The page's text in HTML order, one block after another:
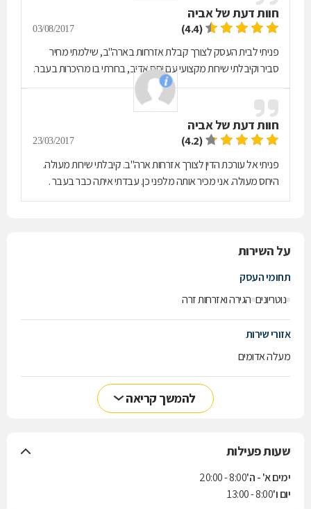
חוות דעת שלאביה
(4.4)
03/08/2017
פניתי לבית העסק לצורך קבלת אזרחות בארה''ב, שילמתי מחיר
סביר וקיבלתי שירות מקצועי עם יחס אדיב, בחרתי בו מהיכרות בעבר.
חוות דעת שלאביה
(4.2)
23/03/2017
פניתי אל עורכת הדין לצורך אזרחות ארה"ב. קיבלתי שירות מעולה.
היחס מעולה. אני מכיר אותה מלפני כן. עבדתי איתה כבר בעבר .
על השירות
תחומי העסק
נוטריונים הגירה ואזרחות זרה
אזורי שירות
מעלה אדומים
להמשך קריאה
שעות פעילות
ימים א' - ה'8:00 - 20:00
יום ו'8:00 - 13:00